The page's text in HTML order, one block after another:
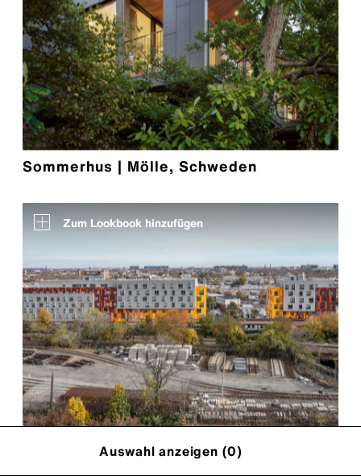
Sommerhus | Mölle, Schweden
Zum Lookbook hinzufügen
Van Sinderen Plaza | Brooklyn, NY, USA
Auswahl anzeigen (0)